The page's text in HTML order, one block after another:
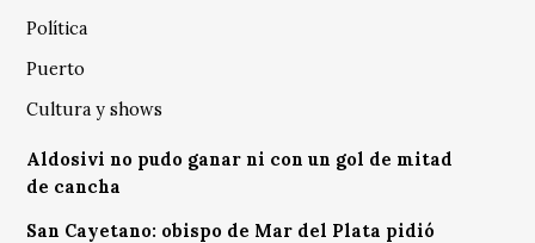
Política
Puerto
Cultura y shows
Aldosivi no pudo ganar ni con un gol de mitad
de cancha
San Cayetano: obispo de Mar del Plata pidió